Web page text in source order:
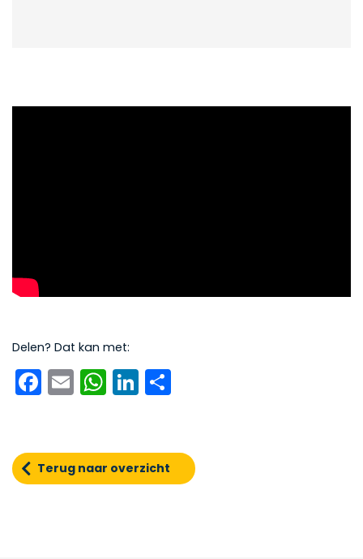
Delen? Dat kan met:
Facebook
EmailWhatsApp
LinkedIn
Terug naar overzicht